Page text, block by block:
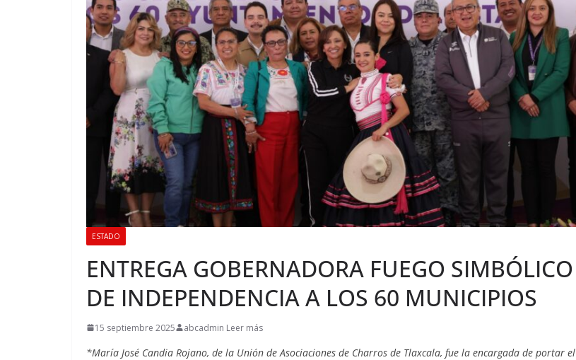
ESTADO
ENTREGA GOBERNADORA FUEGO SIMBÓLICO
DE INDEPENDENCIA A LOS 60 MUNICIPIOS
15 septiembre 2025 abcadmin Leer más
*María José Candia Rojano, de la Unión de Asociaciones de Charros de Tlaxcala, fue la encargada de portar el